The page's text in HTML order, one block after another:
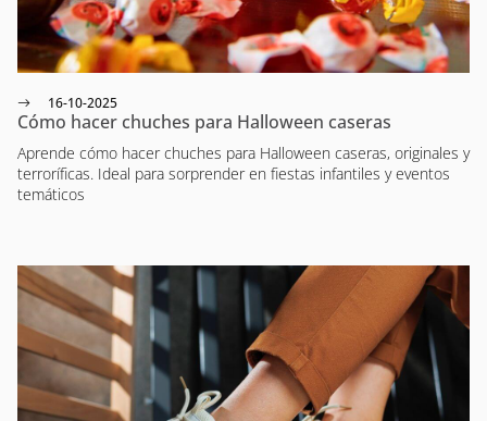
16-10-2025
Cómo hacer chuches para Halloween caseras
Aprende cómo hacer chuches para Halloween caseras, originales y
terroríficas. Ideal para sorprender en fiestas infantiles y eventos
temáticos